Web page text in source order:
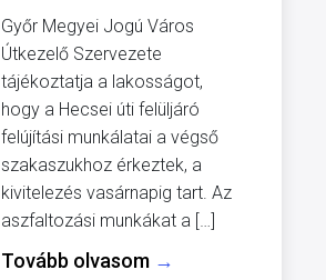
Győr Megyei Jogú Város
Útkezelő Szervezete
tájékoztatja a lakosságot,
hogy a Hecsei úti felüljáró
felújítási munkálatai a végső
szakaszukhoz érkeztek, a
kivitelezés vasárnapig tart. Az
aszfaltozási munkákat a […]
Tovább olvasom →